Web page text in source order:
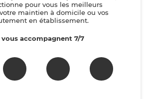
pour vous les meilleurs
maintien à domicile ou vos
en établissement.
accompagnent 7/7